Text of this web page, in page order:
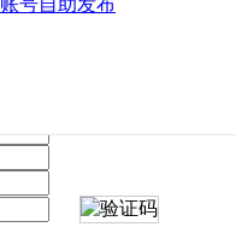
号自助发布
*为必填项。